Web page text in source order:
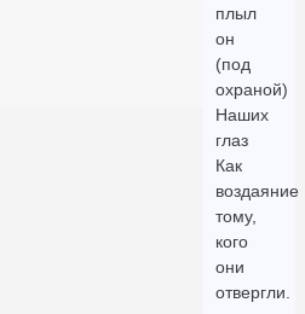
плыл
он
(под
охраной)
Наших
глаз
Как
воздаяние
тому,
кого
они
отвергли.